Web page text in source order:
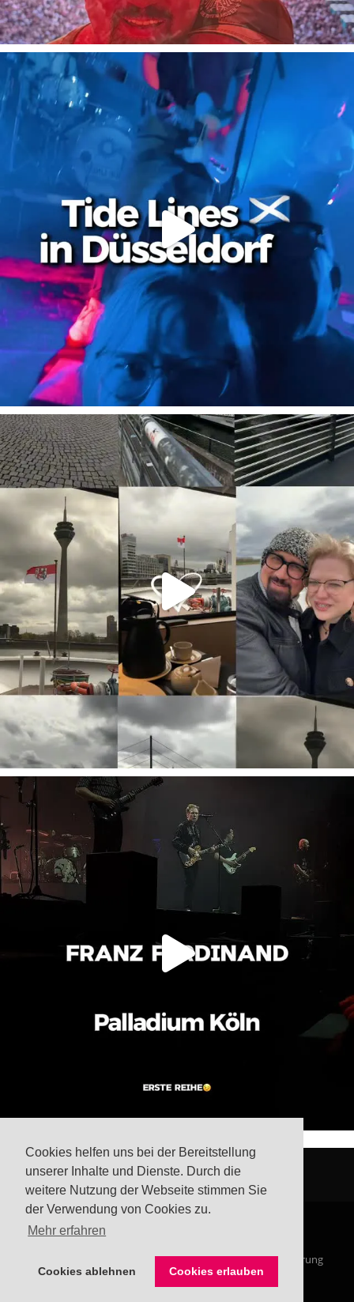
Cookies helfen uns bei der Bereitstellung
unserer Inhalte und Dienste. Durch die
weitere Nutzung der Webseite stimmen Sie
der Verwendung von Cookies zu.
Mehr erfahren
Cookies ablehnen Cookies erlauben
Impressum Datenschutzerklärung